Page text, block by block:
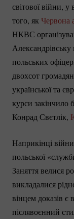
світової війни, у
того, як Червона
НКВС
польських
двохсот
української та
курси закінчило
Конрад Свєтлік,
Наприкінці
польської
Заняття велися
викладалися
вінцем доказів
післявоєнний